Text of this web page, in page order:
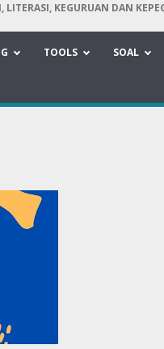
KEGURUAN DAN
TOOLS SOAL